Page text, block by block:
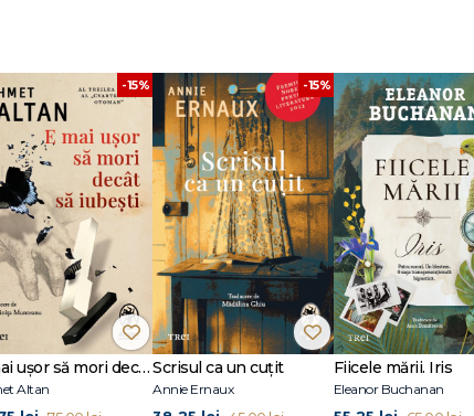
şi consiliere
cognitiv‑analitică
-15%
E mai ușor să mori decât să iubești (seria Cvartetul Otoman, vol.3)
Altan
-15%
Scrisul ca un cuțit
Annie Ernaux
Fiicele mării. Iris
Eleanor Buchanan